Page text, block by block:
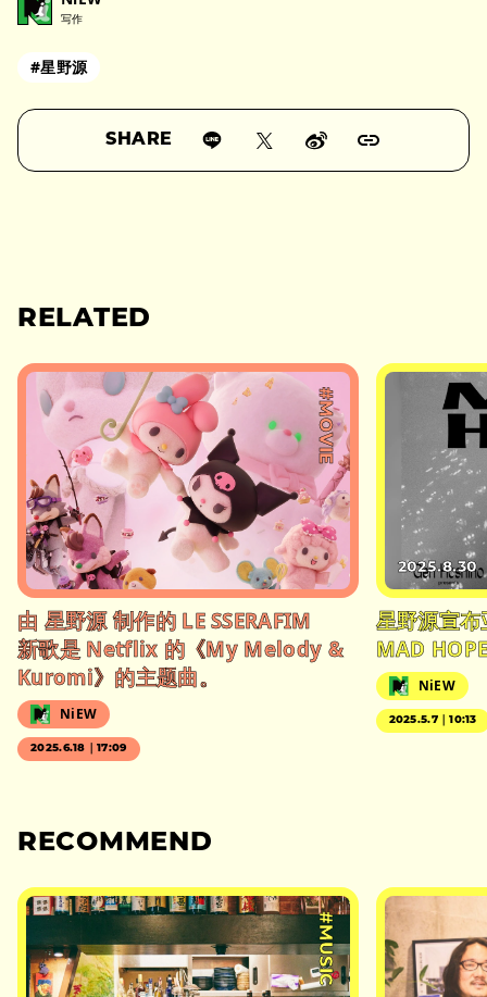
写作
#星野源
SHARE
RELATED
#MOVIE
由 星野源 制作的 LE SSERAFIM
新歌是 Netflix 的《My Melody &
Kuromi》的主题曲。
NiEW
2025.6.18｜17:09
2025.8.30
星野源宣布
MAD
NiEW
2025.5.7｜10:13
RECOMMEND
#MUSIC